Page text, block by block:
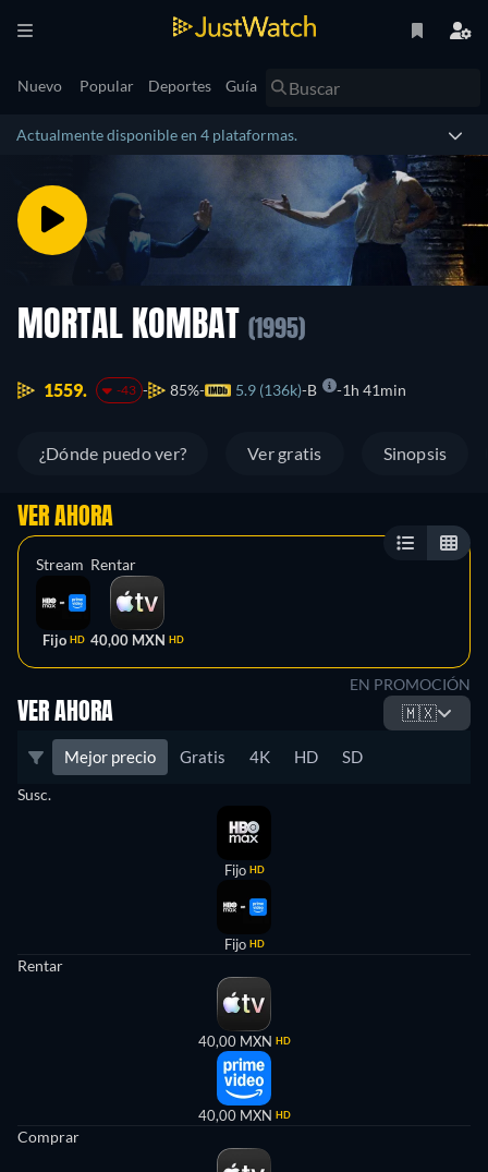
Nuevo Popular Deportes Guía
Actualmente disponible en 4 plataformas.
MORTAL KOMBAT (1995)
1559. -43 85% 5.9 (136k) B 1h 41min
¿Dónde puedo ver? Ver gratis Sinopsis
VER AHORA
Stream
Fijo HD
Rentar
40,00 MXN HD
EN PROMOCIÓN
VER AHORA 🇲🇽
Mejor precio Gratis 4K HD SD
Susc.
Fijo HD
Fijo HD
Rentar
40,00 MXN HD
40,00 MXN HD
Comprar